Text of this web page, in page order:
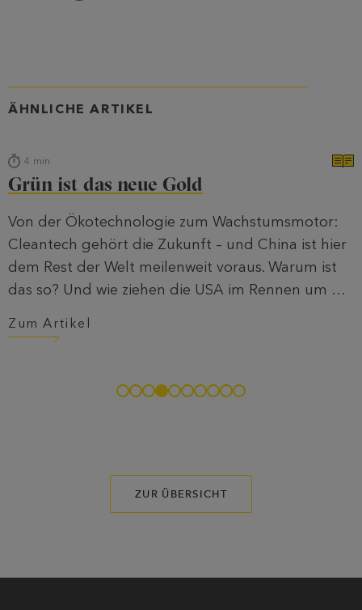
ÄHNLICHE ARTIKEL
4 min
Grün ist das neue Gold
Von der Ökotechnologie zum Wachstumsmotor:
Cleantech gehört die Zukunft – und China ist hier
dem Rest der Welt meilenweit voraus. Warum ist
das so? Und wie ziehen die USA im Rennen um die
Zum Artikel
ZUR ÜBERSICHT